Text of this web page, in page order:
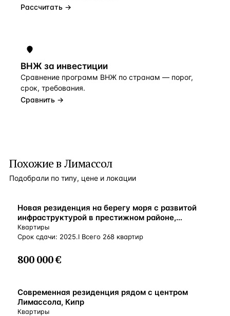
Рассчитать →
ВНЖ за инвестиции
Сравнение программ ВНЖ по странам — порог,
срок, требования.
Сравнить →
Похожие в Лимассол
Подобрали по типу, цене и локации
ВНЖ
Новая резиденция на берегу моря с развитой
инфраструктурой в престижном районе,
Лимассол, Кипр
Квартиры
Срок сдачи: 2025.I Всего 268 квартир
800 000 €
ВНЖ
Современная резиденция рядом с центром
Лимассола, Кипр
Квартиры